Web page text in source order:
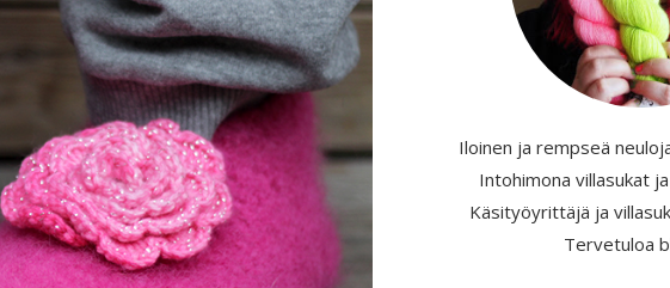
Iloinen ja rempseä
Intohimona villasukat
Käsityöyrittäjä ja
Tervetuloa